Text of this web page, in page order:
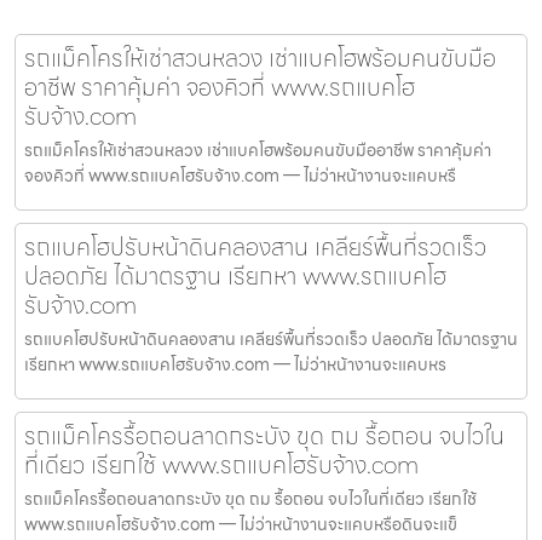
รถแม็คโครให้เช่าสวนหลวง เช่าแบคโฮพร้อมคนขับมือ
อาชีพ ราคาคุ้มค่า จองคิวที่ www.รถแบคโฮ
รับจ้าง.com
รถแม็คโครให้เช่าสวนหลวง เช่าแบคโฮพร้อมคนขับมืออาชีพ ราคาคุ้มค่า
จองคิวที่ www.รถแบคโฮรับจ้าง.com — ไม่ว่าหน้างานจะแคบหรื
รถแบคโฮปรับหน้าดินคลองสาน เคลียร์พื้นที่รวดเร็ว
ปลอดภัย ได้มาตรฐาน เรียกหา www.รถแบคโฮ
รับจ้าง.com
รถแบคโฮปรับหน้าดินคลองสาน เคลียร์พื้นที่รวดเร็ว ปลอดภัย ได้มาตรฐาน
เรียกหา www.รถแบคโฮรับจ้าง.com — ไม่ว่าหน้างานจะแคบหร
รถแม็คโครรื้อถอนลาดกระบัง ขุด ถม รื้อถอน จบไวใน
ที่เดียว เรียกใช้ www.รถแบคโฮรับจ้าง.com
รถแม็คโครรื้อถอนลาดกระบัง ขุด ถม รื้อถอน จบไวในที่เดียว เรียกใช้
www.รถแบคโฮรับจ้าง.com — ไม่ว่าหน้างานจะแคบหรือดินจะแข็